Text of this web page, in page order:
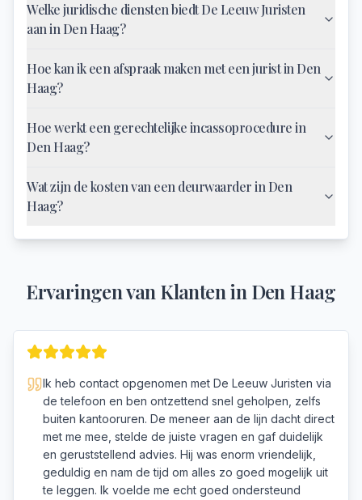
Welke juridische diensten biedt De Leeuw Juristen
aan in Den Haag?
Hoe kan ik een afspraak maken met een jurist in Den
Haag?
Hoe werkt een gerechtelijke incassoprocedure in
Den Haag?
Wat zijn de kosten van een deurwaarder in Den
Haag?
Ervaringen van Klanten in Den Haag
Ik heb contact opgenomen met De Leeuw Juristen via
de telefoon en ben ontzettend snel geholpen, zelfs
buiten kantooruren. De meneer aan de lijn dacht direct
met me mee, stelde de juiste vragen en gaf duidelijk
en geruststellend advies. Hij was enorm vriendelijk,
geduldig en nam de tijd om alles zo goed mogelijk uit
te leggen. Ik voelde me echt goed ondersteund